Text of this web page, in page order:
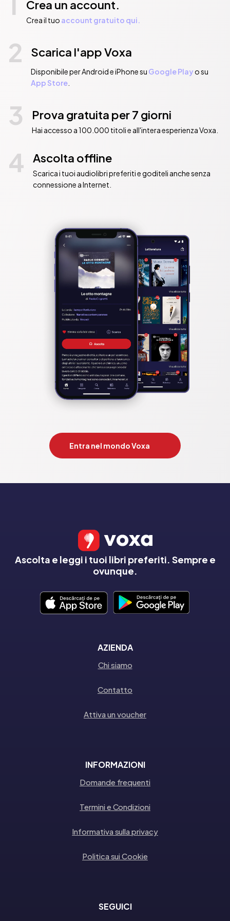
Crea un account.
Crea il tuo account gratuito qui.
2 Scarica l'app Voxa
Disponibile per Android e iPhone su Google Playo su
App Store.
3 Prova gratuita per 7 giorni
Hai accesso a 100.000 titoli e all'intera esperienza Voxa.
4 Ascolta offline
Scarica i tuoi audiolibri preferiti e goditeli anche senza
connessione a Internet.
Entra nel mondo Voxa
Ascolta e leggi i tuoi libri preferiti. Sempre e
ovunque.
AZIENDA
Chi siamo
Contatto
Attiva un voucher
INFORMAZIONI
Domande frequenti
Termini e Condizioni
Informativa sulla privacy
Politica sui Cookie
SEGUICI